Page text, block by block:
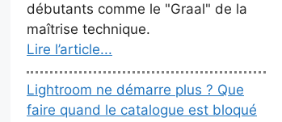
débutants comme le "Graal" de la
maîtrise technique.
Lire l’article...
Lightroom ne démarre plus ? Que
faire quand le catalogue est bloqué